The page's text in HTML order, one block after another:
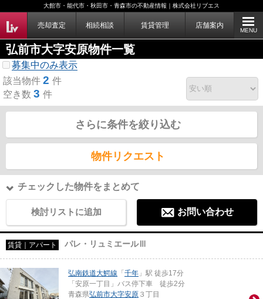
大館市・能代市・秋田市・青森市の不動産情報｜株式会社リブエス
売却査定 相続相談 賃貸管理 店舗案内
MENU
弘前市大字安原物件一覧
募集中のみ表示
該当物件 2 件
空き数 3 件
さらに条件を絞り込む
物件リクエスト
チェックした物件をまとめて
検討リストに追加 お問い合わせ
賃貸｜アパート パレ・リュミエールⅢ
弘南鉄道大鰐線 「 千年 」駅 徒歩17分
「安原一丁目」バス停下車 徒歩2分
青森県弘前市大字安原 ３丁目